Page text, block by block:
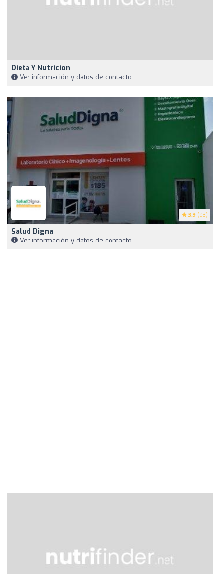
Dieta Y Nutricion
Ver información y datos de contacto
3.9 (93)
Salud Digna
Ver información y datos de contacto